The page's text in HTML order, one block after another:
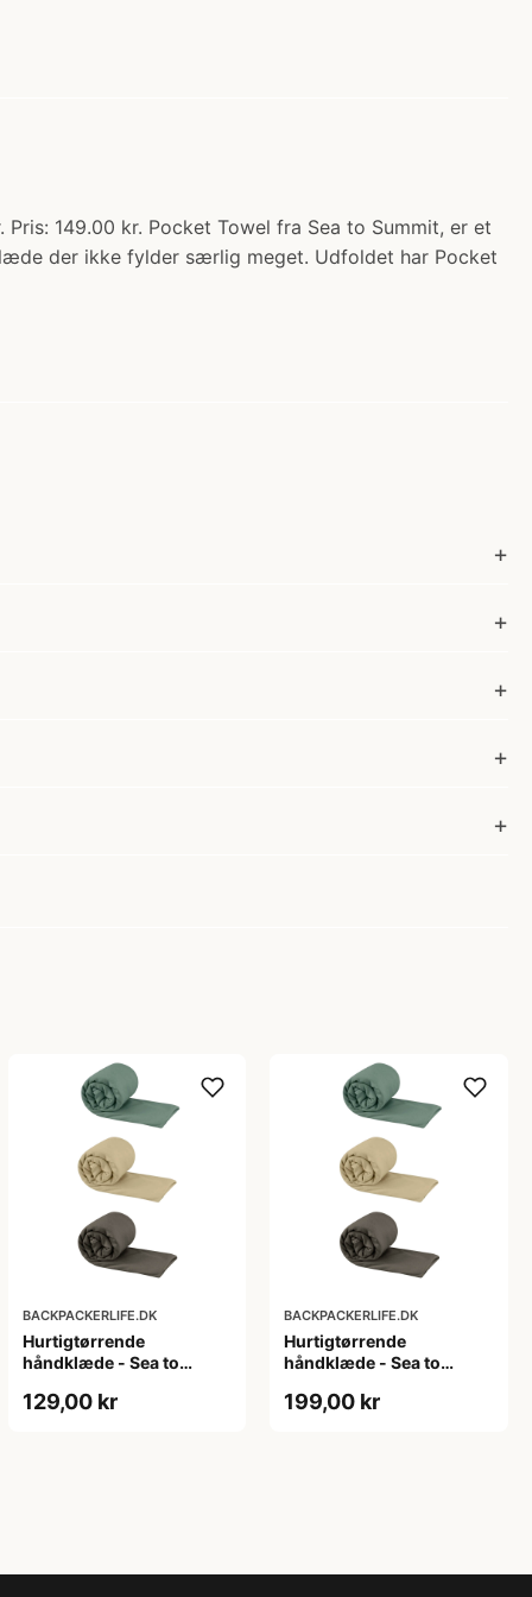
149.00 kr. Pocket Towel fra Sea to Summit, er et
der ikke fylder særlig meget. Udfoldet har Pocket
BACKPACKERLIFE.DK
Hurtigtørrende
håndklæde - Sea to
Small
129,00 kr
BACKPACKERLIFE.DK
Hurtigtørrende
håndklæde - Sea to
XL
199,00 kr